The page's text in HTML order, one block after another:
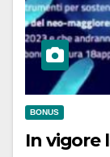
BONUS
In vigore